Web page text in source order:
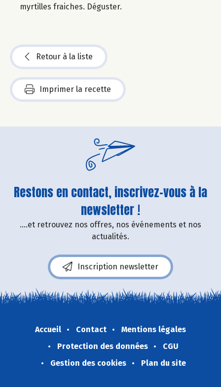
myrtilles fraiches. Déguster.
Retour à la liste
Imprimer la recette
Restons en contact, inscrivez-vous à la
newsletter !
....et retrouvez nos offres, nos événements et nos
actualités.
Inscription newsletter
Accueil Contact
Mentions légales
Protection des données
CGU
Gestion des cookies
Plan du site